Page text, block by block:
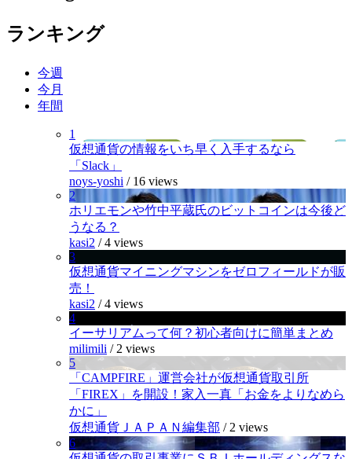
ランキング
今週
今月
年間
1
仮想通貨の情報をいち早く入手するなら
「Slack」
noys-yoshi / 16 views
2
ホリエモンや竹中平蔵氏のビットコインは今後ど
うなる？
kasi2 /4 views
3
仮想通貨マイニングマシンをゼロフィールドが販
売！
kasi2 /4 views
4
イーサリアムって何？初心者向けに簡単まとめ
milimili / 2 views
5
「CAMPFIRE」運営会社が仮想通貨取引所
「FIREX」を開設！家入一真「お金をよりなめら
かに」
仮想通貨ＪＡＰＡＮ編集部 / 2 views
6